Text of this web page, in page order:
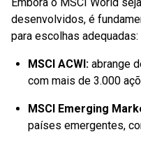
desenvolvidos, é
para escolhas adequadas:
MSCI ACWI: abrange
com mais de 3.000
MSCI Emerging
países emergentes,